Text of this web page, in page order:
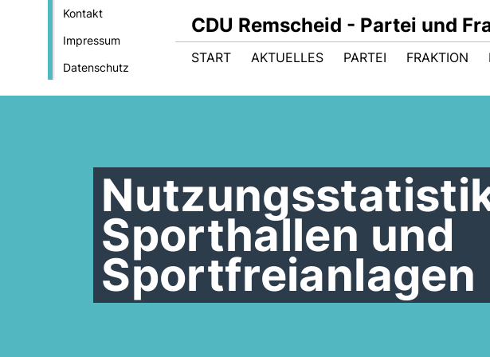
Kontakt
Impressum
Datenschutz
CDU Remscheid - Partei und
START AKTUELLES PARTEI FRAKTION
Sporthallen und
Sportfreianlagen